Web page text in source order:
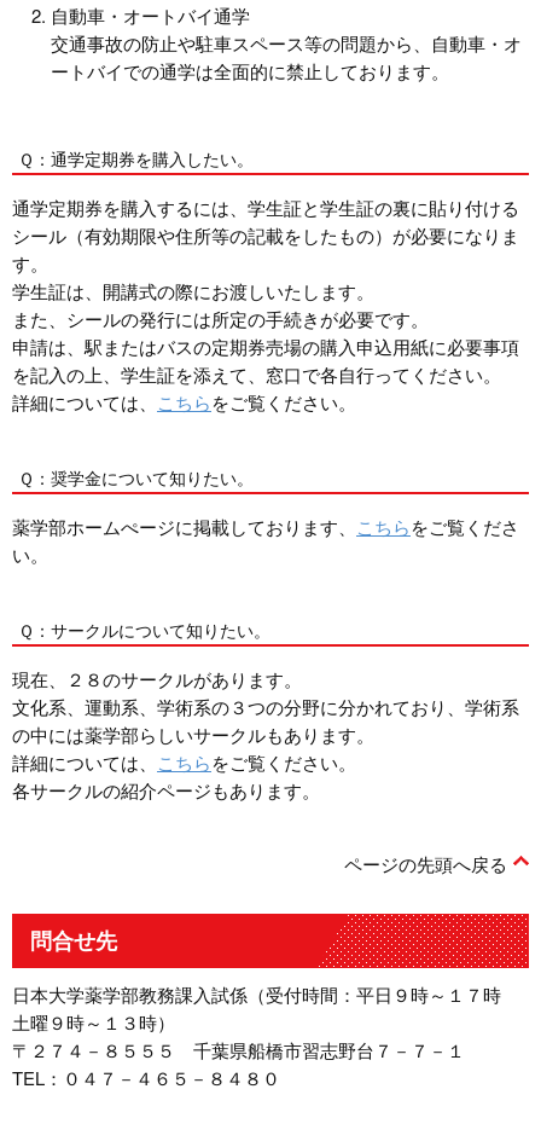
自動車・オートバイ通学
交通事故の防止や駐車スペース等の問題から、自動車・オ
ートバイでの通学は全面的に禁止しております。
Ｑ：通学定期券を購入したい。
通学定期券を購入するには、学生証と学生証の裏に貼り付ける
シール（有効期限や住所等の記載をしたもの）が必要になりま
す。
学生証は、開講式の際にお渡しいたします。
また、シールの発行には所定の手続きが必要です。
申請は、駅またはバスの定期券売場の購入申込用紙に必要事項
を記入の上、学生証を添えて、窓口で各自行ってください。
詳細については、 こちらをご覧ください。
Ｑ：奨学金について知りたい。
薬学部ホームぺージに掲載しております、 こちらをご覧くださ
い。
Ｑ：サークルについて知りたい。
現在、２８のサークルがあります。
文化系、運動系、学術系の３つの分野に分かれており、学術系
の中には薬学部らしいサークルもあります。
詳細については、 こちらをご覧ください。
各サークルの紹介ページもあります。
ページの先頭へ戻る
問合せ先
日本大学薬学部教務課入試係（受付時間：平日９時～１７時
土曜９時～１３時）
〒２７４－８５５５ 千葉県船橋市習志野台７－７－１
TEL：０４７－４６５－８４８０